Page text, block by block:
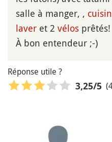
salle à manger, ,
laver et 2 vélos prêtés!
À bon entendeur ;-)
Réponse utile ?
3,25/5